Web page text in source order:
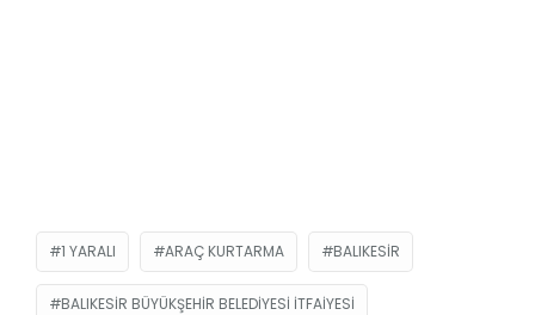
1 YARALI ARAÇ KURTARMA BALIKESIR
BALIKESIR BÜYÜKŞEHIR BELEDIYESI İTFAIYESI